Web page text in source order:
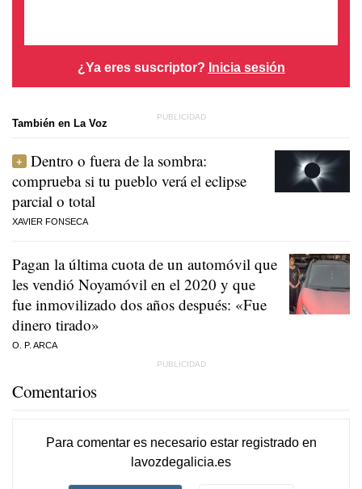
¿Ya eres suscriptor? Inicia sesión
También en La Voz
Dentro o fuera de la sombra:
comprueba si tu pueblo verá el eclipse
parcial o total
XAVIER FONSECA
Pagan la última cuota de un automóvil que
les vendió Noyamóvil en el 2020 y que
fue inmovilizado dos años después: «Fue
dinero tirado»
O. P. ARCA
Comentarios
Para comentar es necesario estar registradoen
lavozdegalicia.es